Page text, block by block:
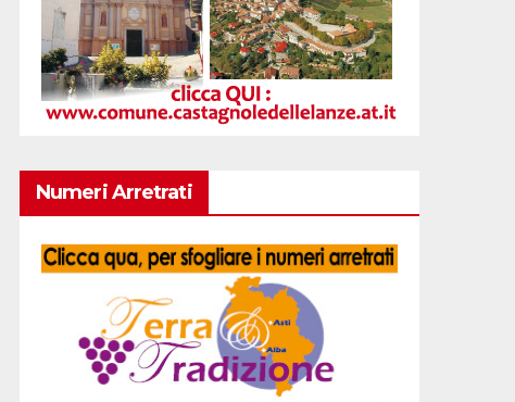
Numeri Arretrati